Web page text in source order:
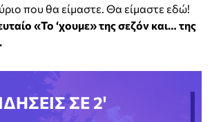
που θα είμαστε. Θα είμαστε εδώ!
«Το ‘χουμε» της σεζόν και… της
ΣΕ 2'